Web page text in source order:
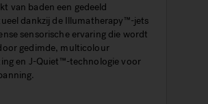
van baden een gedeeld
dankzij de Illumatherapy™-jets
sensorische ervaring die wordt
gedimde, multicolour
en J-Quiet™-technologie voor